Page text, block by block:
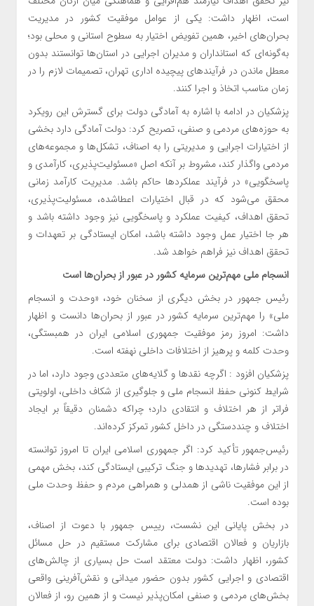
است، اظهار داشت: یکی از عوامل موفقیت کشور در مدیریت
بحران‌های اخیر، همین تفویض اختیار به سطوح استانی و محلی بود؛
به‌گونه‌ای که استانداران و مدیران اجرایی در استان‌ها توانستند بدون
معطل ماندن در فرآیندهای پیچیده اداری تهران، تصمیمات لازم را در
زمان مناسب اتخاذ و اجرا کنند.
پزشکیان در ادامه با اشاره به آمادگی دولت برای گسترش این رویکرد
به حوزه‌های مردمی و صنفی، تصریح کرد: دولت آمادگی دارد بخشی
از اختیارات اجرایی و مدیریتی را به اصناف، تشکل‌ها و مجموعه‌های
مردمی واگذار کند، مشروط بر آنکه اصل «مسئولیت‌پذیری، کارآمدی و
پاسخگویی» در فرآیند عملکردها حاکم باشد. مدیریت کارآمد زمانی
محقق می‌شود که در قبال اختیارات اعطاشده، مسئولیت‌پذیری،
تحقق اهداف، کیفیت عملکرد و پاسخگویی نیز وجود داشته باشد و
هر جا اختیار عمل وجود داشته باشد، امکان ایستادگی بر تعهدات و
تحقق اهداف نیز فراهم خواهد شد.
انسجام ملی مهم‌ترین سرمایه کشور در عبور از بحران‌ها است
رئیس جمهور در بخش دیگری از سخنان خود، «وحدت و انسجام
ملی» را مهم‌ترین سرمایه کشور در عبور از بحران‌ها دانست و اظهار
داشت: امروز رمز موفقیت جمهوری اسلامی ایران در همبستگی،
وحدت کلمه و پرهیز از اختلافات داخلی نهفته است.
پزشکیان افزود : اگرچه نقدها و گلایه‌های متعددی وجود دارد، اما در
شرایط کنونی حفظ انسجام ملی و جلوگیری از شکاف داخلی، اولویتی
فراتر از هر اختلاف و انتقادی دارد؛ چراکه دشمنان دقیقاً بر ایجاد
اختلاف و چنددستگی در داخل کشور تمرکز کرده‌اند.
رئیس‌جمهور تأکید کرد: اگر جمهوری اسلامی ایران تا امروز توانسته
در برابر فشارها، تهدیدها و جنگ ترکیبی ایستادگی کند، بخش مهمی
از این موفقیت ناشی از همدلی و همراهی مردم و حفظ وحدت ملی
بوده است.
در بخش پایانی این نشست، رییس جمهور با دعوت از اصناف،
بازاریان و فعالان اقتصادی برای مشارکت مستقیم در حل مسائل
کشور، اظهار داشت: دولت معتقد است حل بسیاری از چالش‌های
اقتصادی و اجرایی کشور بدون حضور میدانی و نقش‌آفرینی واقعی
بخش‌های مردمی و صنفی امکان‌پذیر نیست و از همین رو، از فعالان